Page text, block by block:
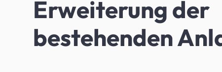
Erweiterung der
bestehenden